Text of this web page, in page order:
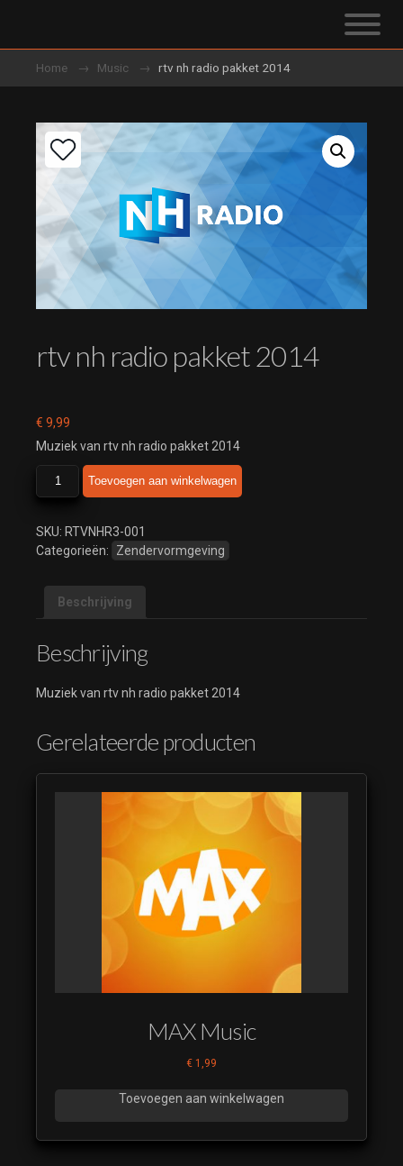
Home Music rtv nh radio pakket 2014
rtv nh radio pakket 2014
€ 9,99
Muziek van rtv nh radio pakket 2014
nh
pakket
2014
Toevoegen aan winkelwagen
SKU: RTVNHR3-001
Categorieën:
Zendervormgeving
Beschrijving
Beschrijving
Muziek van rtv nh radio pakket 2014
Gerelateerde producten
MAX Music
€ 1,99
Toevoegen aan winkelwagen